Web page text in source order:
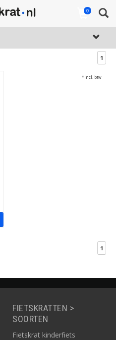
0
1
*Incl. btw
1
FIETSKRATTEN >
SOORTEN
Fietskrat kinderfiets